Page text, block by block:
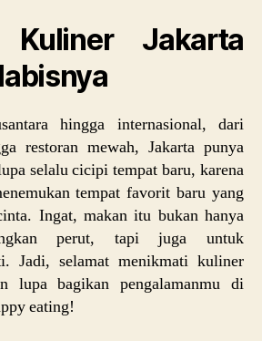
Kuliner Jakarta
hingga internasional, dari
restoran mewah, Jakarta punya
selalu cicipi tempat baru, karena
tempat favorit baru yang
Ingat, makan itu bukan hanya
perut, tapi juga untuk
Jadi, selamat menikmati kuliner
lupa bagikan pengalamanmu di
eating!